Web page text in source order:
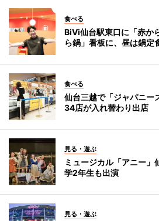
食べる
BiVi仙台駅東口に「赤
ら鍋」看板に、昼は鍋定
食べる
仙台三越で「ジャパニ
34店が入れ替わり出店
見る・遊ぶ
ミュージカル「アニー
学2年生も出演
見る・遊ぶ